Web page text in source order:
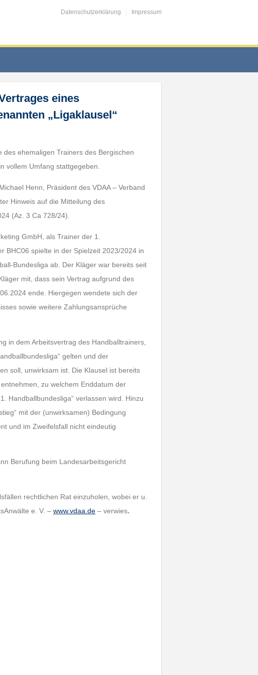
Datenschutzerklärung Impressum
eines
„Ligaklausel“
ehemaligen Trainers des Bergischen
vollem Umfang stattgegeben.
Henn, Präsident des VDAA – Verband
Hinweis auf die Mitteilung des
(Az. 3 Ca 728/24).
GmbH, als Trainer der 1.
BHC06 spielte in der Spielzeit 2023/2024 in
Bundesliga ab. Der Kläger war bereits seit
mit, dass sein Vertrag aufgrund des
ende. Hiergegen wendete sich der
sowie weitere Zahlungsansprüche
in dem Arbeitsvertrag des Handballtrainers,
gelten und der
soll, unwirksam ist. Die Klausel ist bereits
zu welchem Enddatum der
Handballbundesliga“ verlassen wird. Hinzu
mit der (unwirksamen) Bedingung
und im Zweifelsfall nicht eindeutig
Berufung beim Landesarbeitsgericht
rechtlichen Rat einzuholen, wobei er u.
e. V. –www.vdaa.de – verwies.